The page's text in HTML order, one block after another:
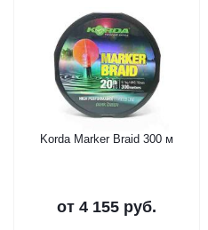
Korda Marker Braid 300 м
от 4 155 руб.